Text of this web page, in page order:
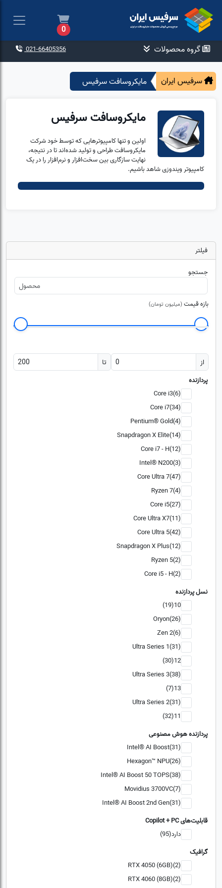
0
گروه محصولات 021-66405356
سرفیس ایران مایکروسافت سرفیس
مایکروسافت سرفیس
اولین و تنها کامپیوترهایی که توسط خود شرکت
مایکروسافت طراحی و تولید شده‌اند تا در نتیجه،
نهایت سازگاری بین سخت‌افزار و نرم‌افزار را در یک
کامپیوتر ویندوزی شاهد باشیم.
فیلتر
جستجو
بازه قیمت (میلیون تومان)
از تا
پردازنده
Core i3(6)
Core i7(34)
Pentium® Gold(4)
Snapdragon X Elite(14)
Core i7 - H(12)
Intel® N200(3)
Core Ultra 7(47)
Ryzen 7(4)
Core i5(27)
Core Ultra X7(11)
Core Ultra 5(42)
Snapdragon X Plus(12)
Ryzen 5(2)
Core i5 - H(2)
نسل پردازنده
10(19)
Oryon(26)
Zen 2(6)
Ultra Series 1(31)
12(30)
Ultra Series 3(38)
13(7)
Ultra Series 2(31)
11(32)
پردازنده هوش مصنوعی
Intel® AI Boost(31)
Hexagon™ NPU(26)
Intel® AI Boost 50 TOPS(38)
Movidius 3700VC(7)
Intel® AI Boost 2nd Gen(31)
قابلیت‌های Copilot + PC
دارد(95)
گرافیک
RTX 4050 (6GB)(2)
RTX 4060 (8GB)(2)